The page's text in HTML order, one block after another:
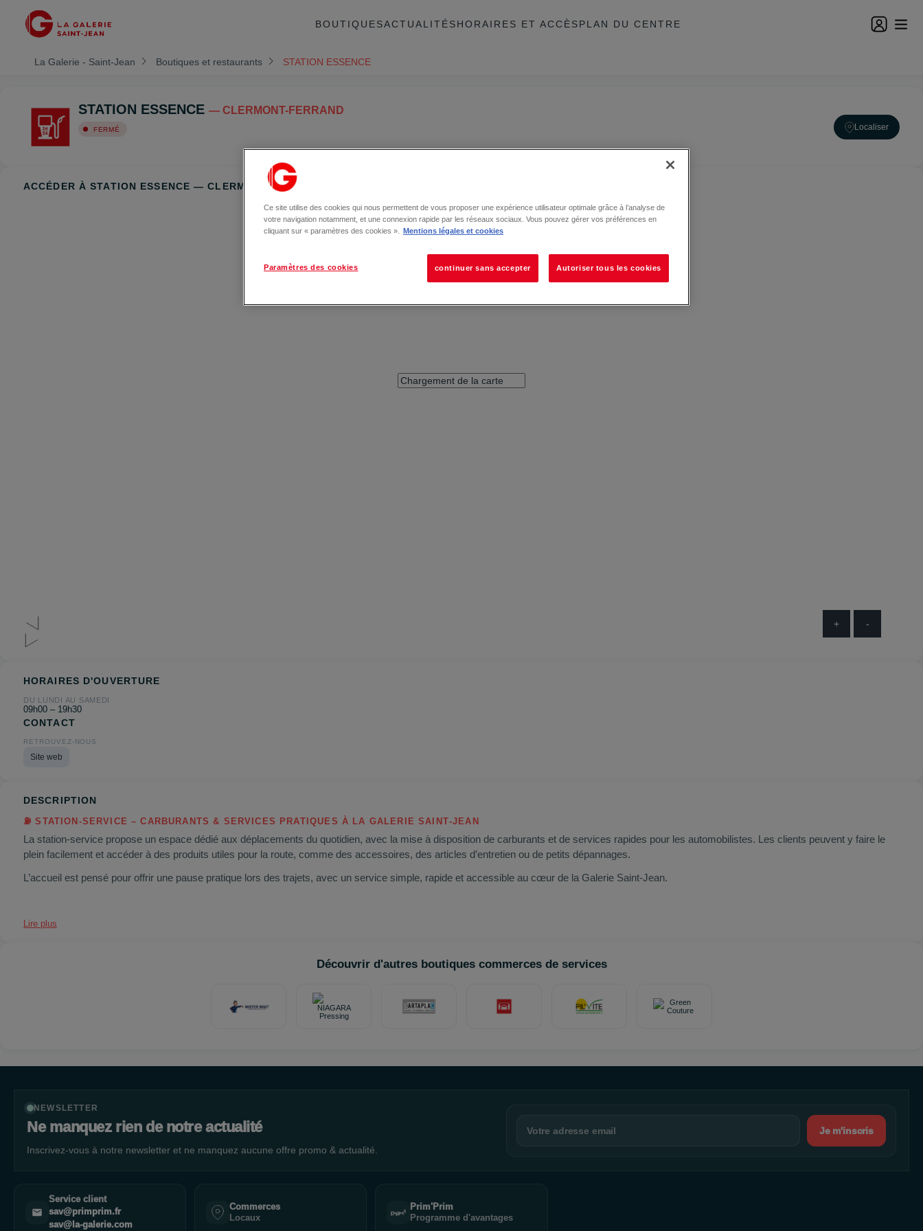
BOUTIQUESACTUALITÉSHORAIRES ET ACCÈSPLAN DU CENTRE
La Galerie - Saint-Jean Boutiques et restaurants STATION ESSENCE
STATION ESSENCE — CLERMONT-FERRAND
FERMÉ Localiser
ACCÉDER À STATION ESSENCE — CLERMONT-FERRAND
+ -
HORAIRES D'OUVERTURE
DU LUNDI AU SAMEDI
09h00 – 19h30
CONTACT
RETROUVEZ-NOUS
Site web
DESCRIPTION
⛽ STATION‑SERVICE – CARBURANTS & SERVICES PRATIQUES À LA GALERIE SAINT‑JEAN
La station‑service propose un espace dédié aux déplacements du quotidien, avec la mise à disposition de carburants et de services rapides pour les automobilistes. Les clients peuvent y faire le
plein facilement et accéder à des produits utiles pour la route, comme des accessoires, des articles d’entretien ou de petits dépannages.
L’accueil est pensé pour offrir une pause pratique lors des trajets, avec un service simple, rapide et accessible au cœur de la Galerie Saint‑Jean.
Lire plus
Découvrir d'autres boutiques commerces de services
NEWSLETTER
Ne manquez rien de notre actualité
Inscrivez-vous à notre newsletter et ne manquez aucune offre promo & actualité.
Je m'inscris
Service client
sav@primprim.fr
sav@la-galerie.com
Commerces
Locaux
Prim'Prim
Programme d'avantages
Ce site utilise des cookies qui nous permettent de vous proposer une expérience utilisateur optimale grâce à l’analyse de
votre navigation notamment, et une connexion rapide par les réseaux sociaux. Vous pouvez gérer vos préférences en
cliquant sur « paramètres des cookies ».
Mentions légales et cookies
Paramètres des cookies continuer sans accepter Autoriser tous les cookies